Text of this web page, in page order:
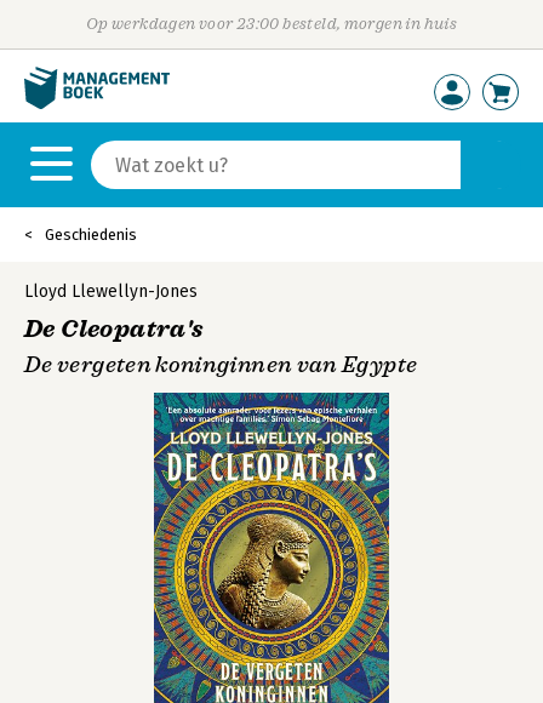
Op werkdagen voor 23:00 besteld, morgen in huis
Geschiedenis
Lloyd Llewellyn-Jones
De Cleopatra's
De vergeten koninginnen van Egypte